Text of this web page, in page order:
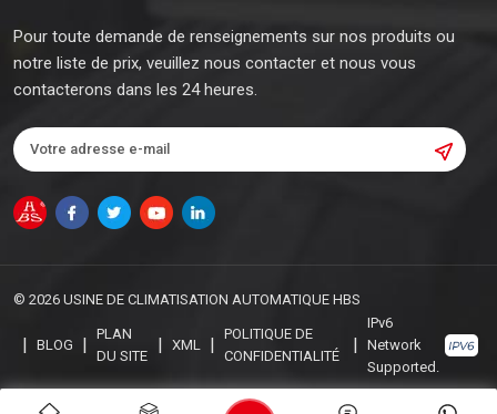
Pour toute demande de renseignements sur nos produits ou
notre liste de prix, veuillez nous contacter et nous vous
contacterons dans les 24 heures.
© 2026 USINE DE CLIMATISATION AUTOMATIQUE HBS
BLOG
PLAN
DU SITE
XML
POLITIQUE DE
CONFIDENTIALITÉ
IPv6
Network
Supported.